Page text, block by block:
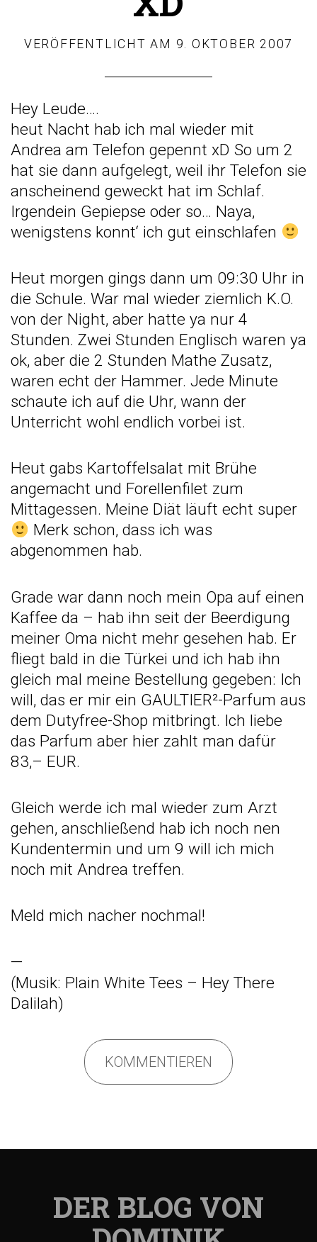
VERÖFFENTLICHT AM 9. OKTOBER 2007
Hey Leude….
heut Nacht hab ich mal wieder mit
Andrea am Telefon gepennt xD So um 2
hat sie dann aufgelegt, weil ihr Telefon sie
anscheinend geweckt hat im Schlaf.
Irgendein Gepiepse oder so… Naya,
wenigstens konnt‘ ich gut einschlafen
Heut morgen gings dann um 09:30 Uhr in
die Schule. War mal wieder ziemlich K.O.
von der Night, aber hatte ya nur 4
Stunden. Zwei Stunden Englisch waren ya
ok, aber die 2 Stunden Mathe Zusatz,
waren echt der Hammer. Jede Minute
schaute ich auf die Uhr, wann der
Unterricht wohl endlich vorbei ist.
Heut gabs Kartoffelsalat mit Brühe
angemacht und Forellenfilet zum
Mittagessen. Meine Diät läuft echt super
Merk schon, dass ich was
abgenommen hab.
Grade war dann noch mein Opa auf einen
Kaffee da – hab ihn seit der Beerdigung
meiner Oma nicht mehr gesehen hab. Er
fliegt bald in die Türkei und ich hab ihn
gleich mal meine Bestellung gegeben: Ich
will, das er mir ein GAULTIER²-Parfum aus
dem Dutyfree-Shop mitbringt. Ich liebe
das Parfum aber hier zahlt man dafür
83,– EUR.
Gleich werde ich mal wieder zum Arzt
gehen, anschließend hab ich noch nen
Kundentermin und um 9 will ich mich
noch mit Andrea treffen.
Meld mich nacher nochmal!
—
(Musik: Plain White Tees – Hey There
Dalilah)
KOMMENTIEREN
DER BLOG VON